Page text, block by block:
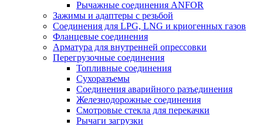
Рычажные соединения ANFOR
Зажимы и адаптеры с резьбой
Соединения для LPG, LNG и криогенных газов
Фланцевые соединения
Арматура для внутренней опрессовки
Перегрузочные соединения
Топливные соединения
Сухоразъемы
Соединения аварийного разъединения
Железнодорожные соединения
Смотровые стекла для перекачки
Рычаги загрузки